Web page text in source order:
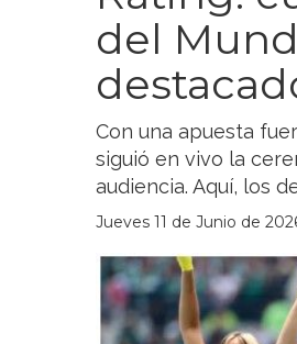
del
Con una apuesta
siguió en vivo la
audiencia. Aquí, los
Jueves 11 de Junio de